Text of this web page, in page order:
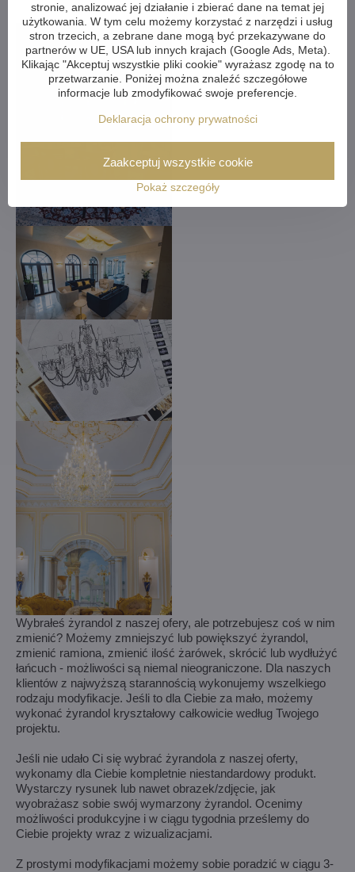
Wybrałeś żyrandol z naszej ofery, ale potrzebujesz coś w nim
zmienić? Możemy zmniejszyć lub powiększyć żyrandol,
zmienić ramiona, zmienić ilość żarówek, skrócić lub wydłużyć
łańcuch - możliwości są niemal nieograniczone. Dla naszych
klientów z najwyższą starannością wykonujemy wszelkiego
rodzaju modyfikacje. Jeśli to dla Ciebie za mało, możemy
wykonać żyrandol kryształowy całkowicie według Twojego
projektu.
Jeśli nie udało Ci się wybrać żyrandola z naszej oferty,
wykonamy dla Ciebie kompletnie niestandardowy produkt.
Wystarczy rysunek lub nawet obrazek/zdjęcie, jak
wyobrażasz sobie swój wymarzony żyrandol. Ocenimy
możliwości produkcyjne i w ciągu tygodnia prześlemy do
Ciebie projekty wraz z wizualizacjami.
Z prostymi modyfikacjami możemy sobie poradzić w ciągu 3-
stronie, analizować jej działanie i zbierać dane na temat jej
użytkowania. W tym celu możemy korzystać z narzędzi i usług
stron trzecich, a zebrane dane mogą być przekazywane do
partnerów w UE, USA lub innych krajach (Google Ads, Meta).
Klikając "Akceptuj wszystkie pliki cookie" wyrażasz zgodę na to
przetwarzanie. Poniżej można znaleźć szczegółowe
informacje lub zmodyfikować swoje preferencje.
Deklaracja ochrony prywatności
Pokaż szczegóły
Zaakceptuj wszystkie cookie